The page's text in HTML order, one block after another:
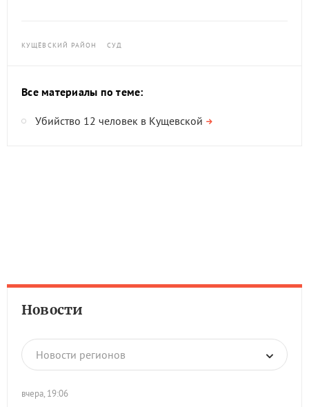
КУЩЁВСКИЙ РАЙОН СУД
Все материалы по теме:
Убийство 12 человек в Кущевской
Новости
Новости регионов
вчера, 19:06